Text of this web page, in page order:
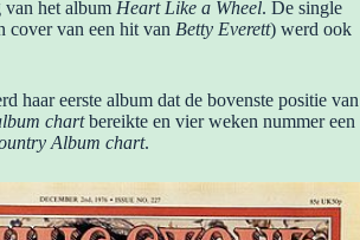
van het album Heart Like a Wheel. De single
cover van een hit van Betty Everett) werd ook
haar eerste album dat de bovenste positie van
chartbereikte en vier weken nummer een
Album chart.